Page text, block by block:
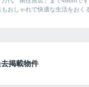
おしゃれで快適な生活をおく
掲載物件